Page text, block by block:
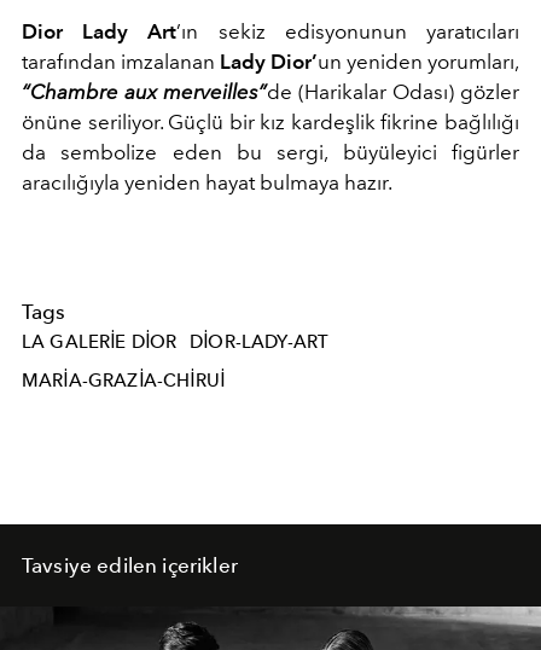
Dior Lady Art’ın sekiz edisyonunun yaratıcıları
tarafından imzalanan Lady Dior’un yeniden yorumları,
“Chambre aux merveilles”de (Harikalar Odası) gözler
önüne seriliyor. Güçlü bir kız kardeşlik fikrine bağlılığı
da sembolize eden bu sergi, büyüleyici figürler
aracılığıyla yeniden hayat bulmaya hazır.
Tags
LA GALERIE DIOR
DIOR-LADY-ART
MARIA-GRAZIA-CHIRUI
Tavsiye edilen içerikler